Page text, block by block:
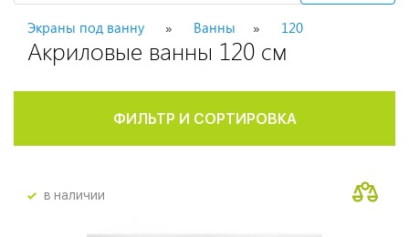
Экраны под ванну Ванны 120
Акриловые ванны 120 см
ФИЛЬТР И СОРТИРОВКА
в наличии